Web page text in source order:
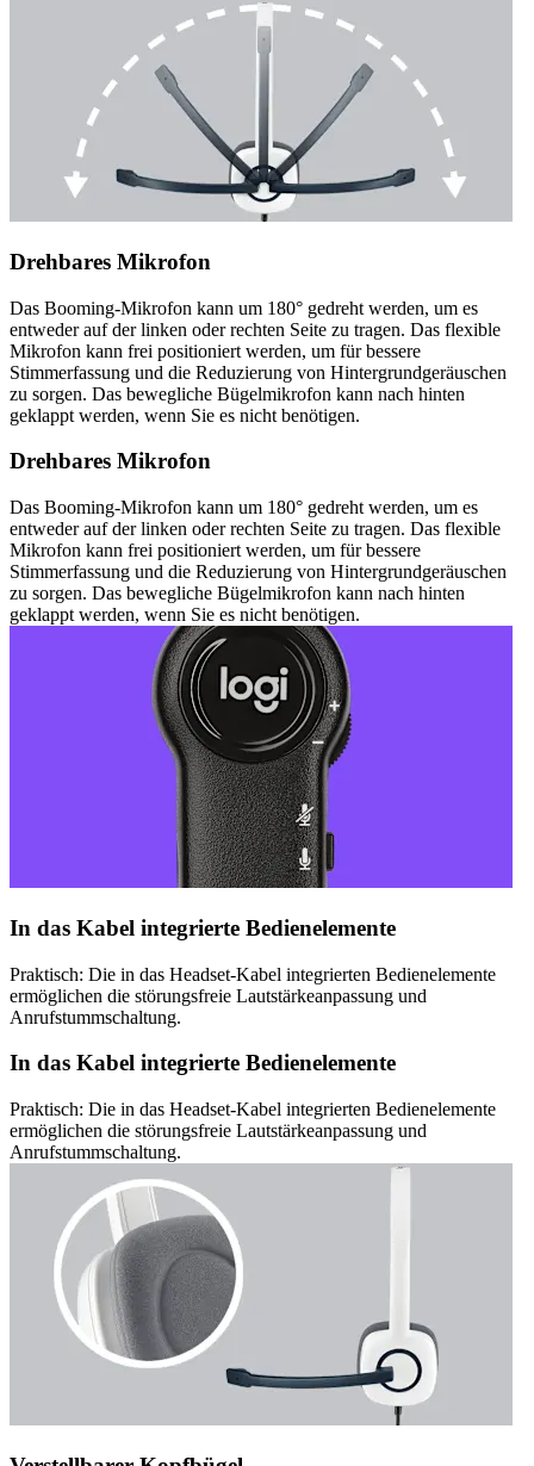
Drehbares Mikrofon
Das Booming-Mikrofon kann um 180° gedreht werden, um es
entweder auf der linken oder rechten Seite zu tragen. Das flexible
Mikrofon kann frei positioniert werden, um für bessere
Stimmerfassung und die Reduzierung von Hintergrundgeräuschen
zu sorgen. Das bewegliche Bügelmikrofon kann nach hinten
geklappt werden, wenn Sie es nicht benötigen.
Drehbares Mikrofon
Das Booming-Mikrofon kann um 180° gedreht werden, um es
entweder auf der linken oder rechten Seite zu tragen. Das flexible
Mikrofon kann frei positioniert werden, um für bessere
Stimmerfassung und die Reduzierung von Hintergrundgeräuschen
zu sorgen. Das bewegliche Bügelmikrofon kann nach hinten
geklappt werden, wenn Sie es nicht benötigen.
In das Kabel integrierte Bedienelemente
Praktisch: Die in das Headset-Kabel integrierten Bedienelemente
ermöglichen die störungsfreie Lautstärkeanpassung und
Anrufstummschaltung.
In das Kabel integrierte Bedienelemente
Praktisch: Die in das Headset-Kabel integrierten Bedienelemente
ermöglichen die störungsfreie Lautstärkeanpassung und
Anrufstummschaltung.